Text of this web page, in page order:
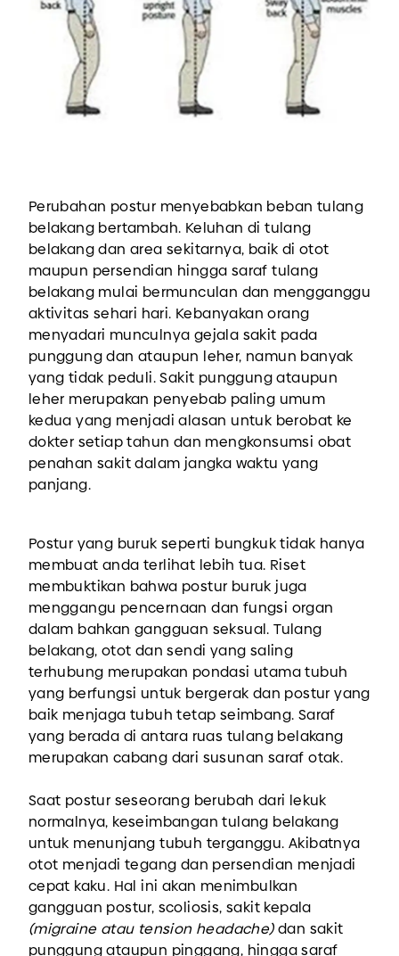
Perubahan postur menyebabkan beban tulang
belakang bertambah. Keluhan di tulang
belakang dan area sekitarnya, baik di otot
maupun persendian hingga saraf tulang
belakang mulai bermunculan dan mengganggu
aktivitas sehari hari. Kebanyakan orang
menyadari munculnya gejala sakit pada
punggung dan ataupun leher, namun banyak
yang tidak peduli. Sakit punggung ataupun
leher merupakan penyebab paling umum
kedua yang menjadi alasan untuk berobat ke
dokter setiap tahun dan mengkonsumsi obat
penahan sakit dalam jangka waktu yang
panjang.
Postur yang buruk seperti bungkuk tidak hanya
membuat anda terlihat lebih tua. Riset
membuktikan bahwa postur buruk juga
menggangu pencernaan dan fungsi organ
dalam bahkan gangguan seksual. Tulang
belakang, otot dan sendi yang saling
terhubung merupakan pondasi utama tubuh
yang berfungsi untuk bergerak dan postur yang
baik menjaga tubuh tetap seimbang. Saraf
yang berada di antara ruas tulang belakang
merupakan cabang dari susunan saraf otak.
Saat postur seseorang berubah dari lekuk
normalnya, keseimbangan tulang belakang
untuk menunjang tubuh terganggu. Akibatnya
otot menjadi tegang dan persendian menjadi
cepat kaku. Hal ini akan menimbulkan
gangguan postur, scoliosis, sakit kepala
(migraine atau tension headache)dan sakit
punggung ataupun pinggang, hingga saraf